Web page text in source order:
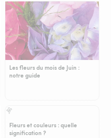
Les fleurs du mois de Juin :
notre guide
Fleurs et couleurs : quelle
signification ?